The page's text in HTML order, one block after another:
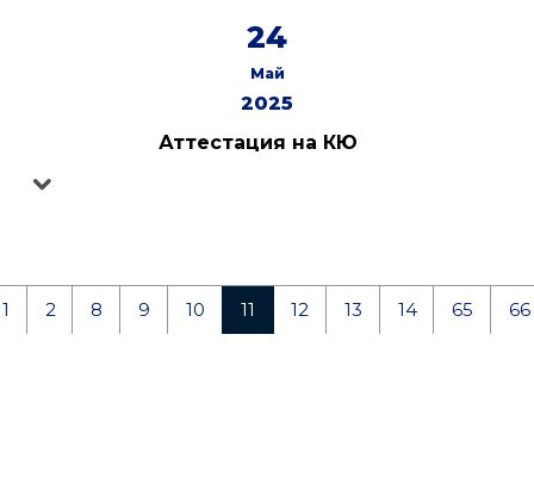
24
Май
2025
Аттестация на КЮ
1 2 8 9 10 11 12 13 14 65 66